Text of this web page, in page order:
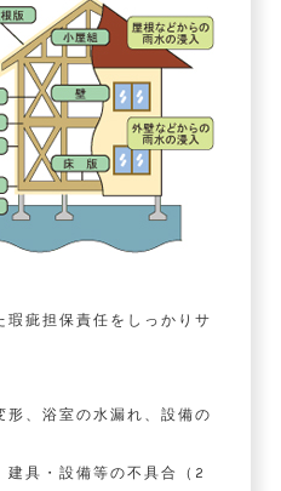
瑕疵担保責任をしっかりサ
、浴室の水漏れ、設備の
具・設備等の不具合（2